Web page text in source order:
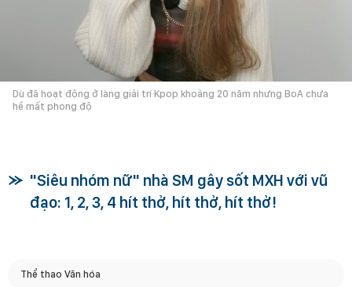
Dù đã hoạt động ở làng giải trí Kpop khoảng 20 năm nhưng BoA chưa
hề mất phong độ
"Siêu nhóm nữ" nhà SM gây sốt MXH với vũ
đạo: 1, 2, 3, 4 hít thở, hít thở, hít thở!
Thể thao Văn hóa